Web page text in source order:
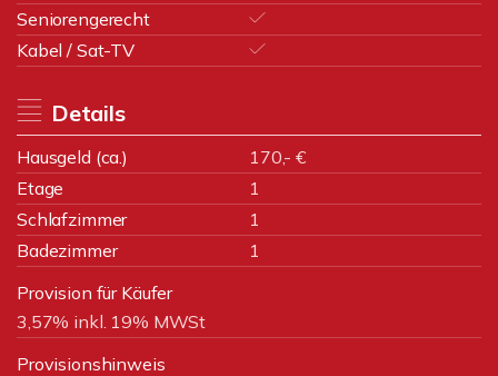
Seniorengerecht
Kabel / Sat-TV
Details
Hausgeld (ca.)
170,- €
Etage
1
Schlafzimmer
1
Badezimmer
1
Provision für Käufer
3,57% inkl. 19% MWSt
Provisionshinweis